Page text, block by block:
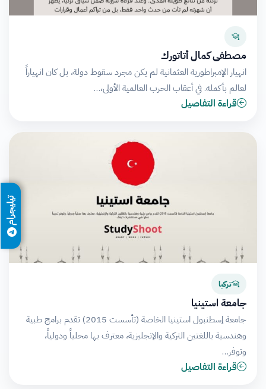
مصطفى كمال أتاتورك
انهيار الإمبراطورية العثمانية لم يكن مجرد سقوط دولة، بل كان انهياراً
لعالم بأكمله. في أعقاب الحرب العالمية الأولى،…
قراءة التفاصيل
تركيا
جامعة استينيا
جامعة إسطنبول استينيا الخاصة (تأسست 2015) تقدم برامج طبية
وهندسية باللغتين التركية والإنجليزية، معترف بها محلياً ودولياً،
وتوفر…
قراءة التفاصيل
تيليجرام